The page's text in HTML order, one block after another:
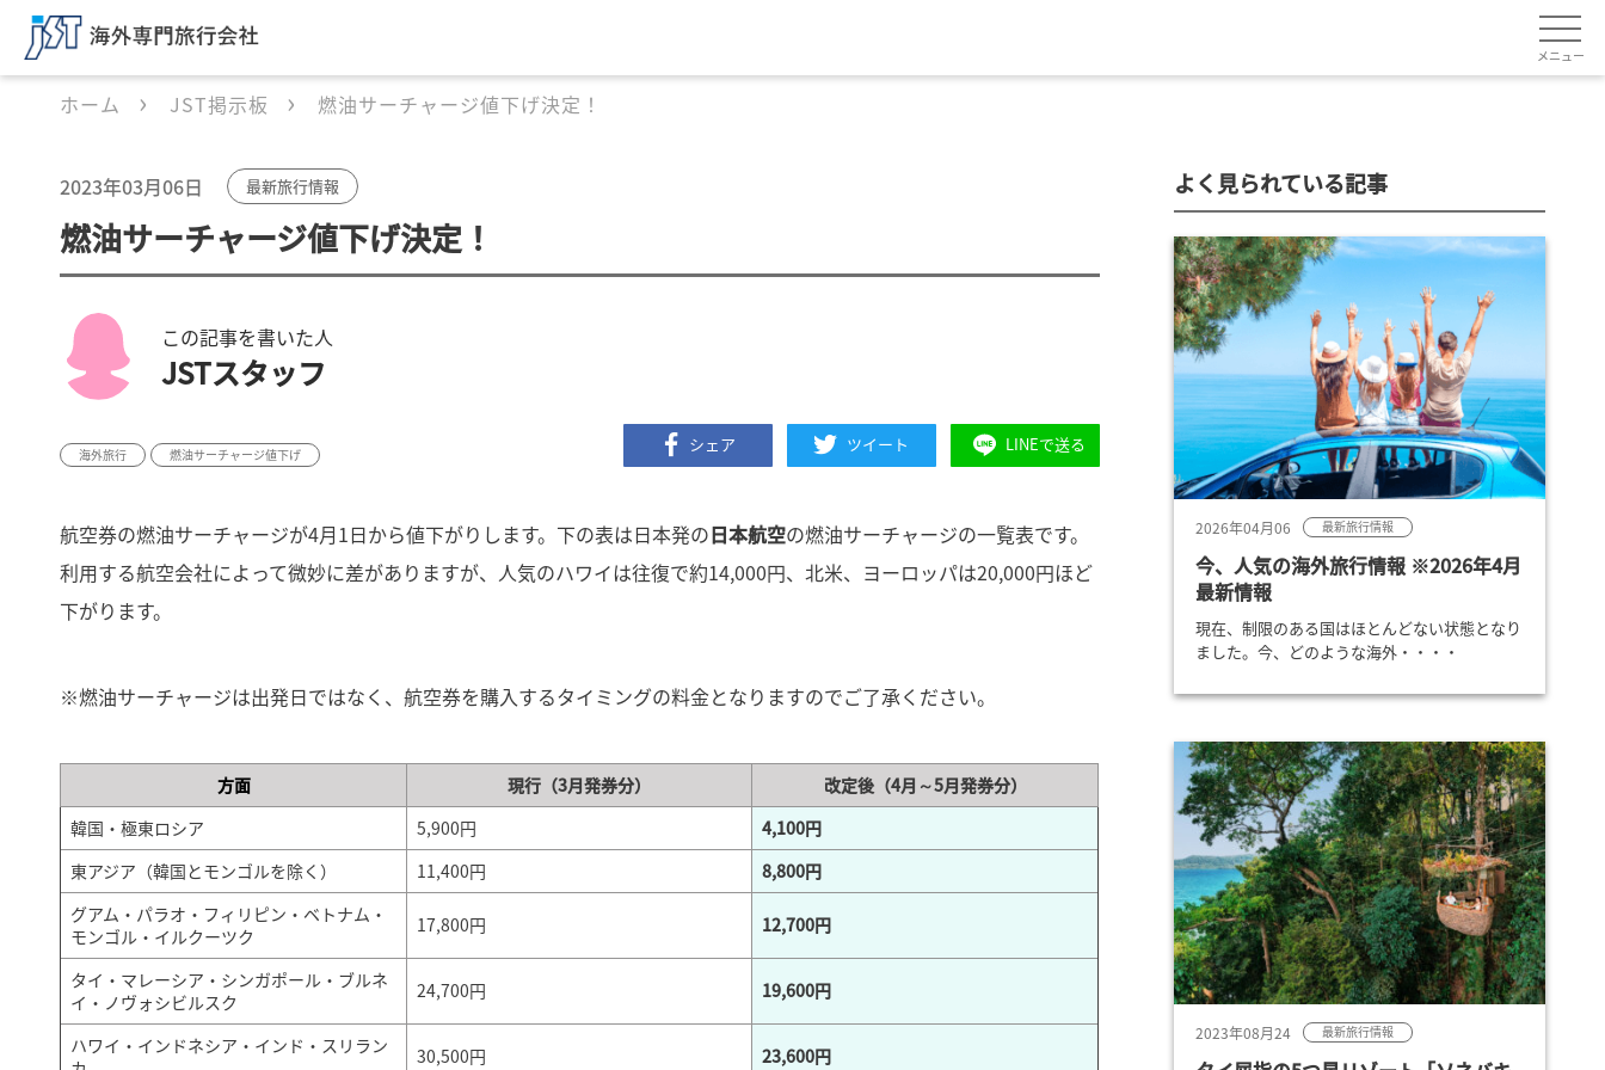
メニュー
ホーム JST掲示板 燃油サーチャージ値下げ決定！
2023年03月06日 最新旅行情報
燃油サーチャージ値下げ決定！
この記事を書いた人
JSTスタッフ
海外旅行 燃油サーチャージ値下げ シェア ツイート LINEで送る
航空券の燃油サーチャージが4月1日から値下がりします。下の表は日本発の日本航空の燃油サーチャージの一覧表です。
利用する航空会社によって微妙に差がありますが、人気のハワイは往復で約14,000円、北米、ヨーロッパは20,000円ほど
下がります。
※燃油サーチャージは出発日ではなく、航空券を購入するタイミングの料金となりますのでご了承ください。
方面 現行（3月発券分）
改定後（4月～5月発券分）
韓国・極東ロシア
5,900円
4,100円
東アジア（韓国とモンゴルを除く）
11,400円
8,800円
グアム・パラオ・フィリピン・ベトナム・
モンゴル・イルクーツク
17,800円 12,700円
タイ・マレーシア・シンガポール・ブルネ
イ・ノヴォシビルスク
24,700円 19,600円
ハワイ・インドネシア・インド・スリラン
30,500円 23,600円
よく見られている記事
2026年04月06 最新旅行情報
今、人気の海外旅行情報 ※2026年4月
最新情報
現在、制限のある国はほとんどない状態となり
ました。今、どのような海外・・・・
2023年08月24 最新旅行情報